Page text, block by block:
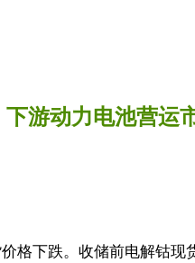
游动力电池营运
格下跌。收储前电解钴